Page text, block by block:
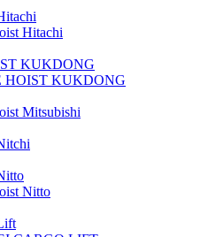
Hitachi
KUKDONG
HOIST KUKDONG
Mitsubishi
Nitto